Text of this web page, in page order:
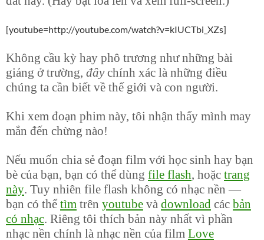
[youtube=http://youtube.com/watch?v=kIUCTbi_XZs]
Không cầu kỳ hay phô trương như những bài
giảng ở trường, đâychính xác là những điều
chúng ta cần biết về thế giới và con người.
Khi xem đoạn phim này, tôi nhận thấy mình may
mắn đến chừng nào!
Nếu muốn chia sẻ đoạn film với học sinh hay bạn
bè của bạn, bạn có thể dùng file flash, hoặc trang
này. Tuy nhiên file flash không có nhạc nền —
bạn có thể tìm trên youtube và download các bản
có nhạc. Riêng tôi thích bản này nhất vì phần
nhạc nền chính là nhạc nền của film Love